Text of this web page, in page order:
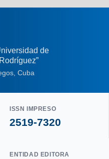
de
Cuba
ISSN IMPRESO
2519-7320
ENTIDAD EDITORA